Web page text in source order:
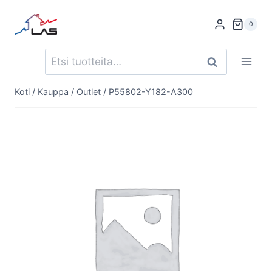
sisältöön
0
Etsi: Haku
Koti / Kauppa / Outlet / P55802-Y182-A300